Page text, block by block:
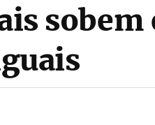
sobem